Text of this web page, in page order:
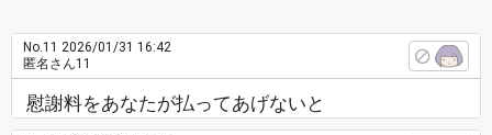
No.11 2026/01/31 16:42
匿名さん11
慰謝料をあなたが払ってあげないと